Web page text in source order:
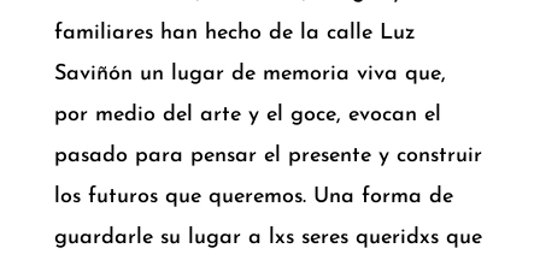
familiares han hecho de la calle Luz
Saviñón un lugar de memoria viva que,
por medio del arte y el goce, evocan el
pasado para pensar el presente y construir
los futuros que queremos. Una forma de
guardarle su lugar a lxs seres queridxs que